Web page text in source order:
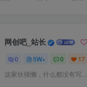
网创吧_站长
0 5W+ 0 17
这家伙很懒，什么都没有写...